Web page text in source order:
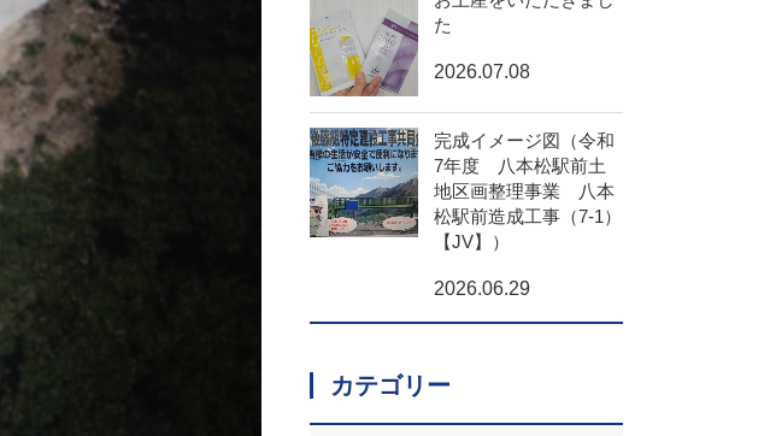
た
2026.07.08
完成イメージ図（令和
7年度 八本松駅前土
地区画整理事業 八本
松駅前造成工事（7-1）
【JV】）
2026.06.29
カテゴリー